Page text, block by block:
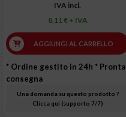
IVA incl.
8,11 € + IVA
AGGIUNGI AL CARRELLO
* Ordine gestito in 24h * Pronta
consegna
Una domanda su questo prodotto ?
Clicca qui (supporto 7/7)